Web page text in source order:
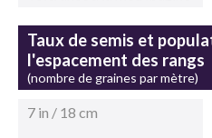
Taux de semis et
l'espacement des rangs
(nombre de graines par mètre)
7 in / 18 cm